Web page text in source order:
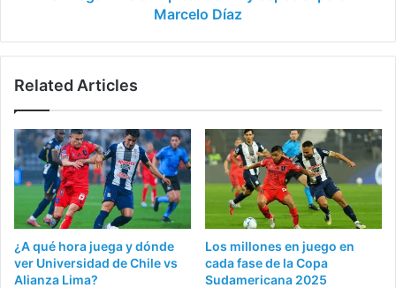
Marcelo Díaz
Related Articles
¿A qué hora juega y dónde
ver Universidad de Chile vs
Alianza Lima?
Los millones en juego en
cada fase de la Copa
Sudamericana 2025